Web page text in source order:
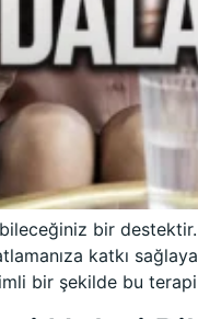
bir destektir.
katkı
bir şekilde bu terapi